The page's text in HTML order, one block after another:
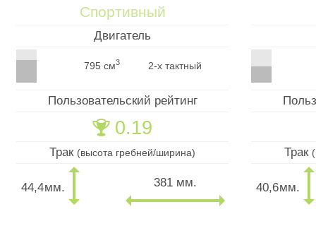
Спортивный
Двигатель
795 см3 2-х тактный
Пользовательский рейтинг
🏆 0.19
Трак (высота гребней/ширина)
44,4мм. 381 мм.
Трак
40,6мм.